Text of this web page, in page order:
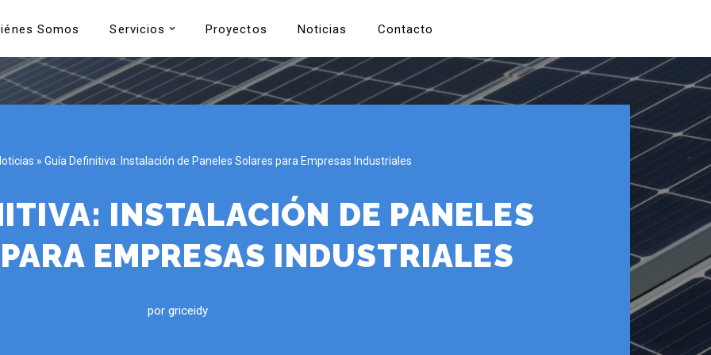
Somos Servicios Proyectos Noticias Contacto
» Guía Definitiva: Instalación de Paneles Solares para Empresas Industriales
INSTALACIÓN DE PANELES
EMPRESAS INDUSTRIALES
por griceidy